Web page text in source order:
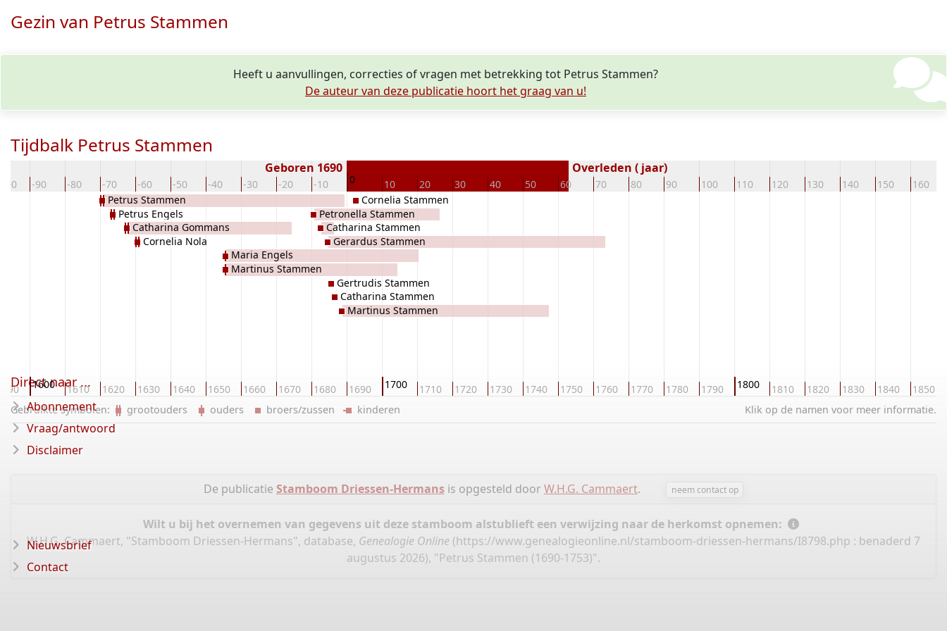
Gezin van Petrus Stammen
Heeft u aanvullingen, correcties of vragen met betrekking tot Petrus Stammen?
De auteur van deze publicatie hoort het graag van u!
Tijdbalk Petrus Stammen
-90 -80 -70 -60 -50 -40 -30 -20 -10 0 10 20 30 40 50 60 70 80 90 100 110 120 130 140 150 160
Geboren 1690 Overleden ( jaar)
1600 1610 1620 1630 1640 1650 1660 1670 1680 1690 1700 1710 1720 1730 1740 1750 1760 1770 1780 1790 1800 1810 1820 1830 1840 1850
Petrus Stammen
Petrus Engels
Catharina Gommans
Cornelia Nola
Maria Engels
Martinus Stammen
Petronella Stammen
Catharina Stammen
Gerardus Stammen
Gertrudis Stammen
Catharina Stammen
Martinus Stammen
Cornelia Stammen
Klik op de namen voor meer informatie.
Gebruikte symbolen: grootouders ouders broers/zussen kinderen
De publicatie Stamboom Driessen-Hermansis opgesteld door W.H.G. Cammaert. neem contact op
Wilt u bij het overnemen van gegevens uit deze stamboom alstublieft een verwijzing naar de herkomst opnemen:
W.H.G. Cammaert, "Stamboom Driessen-Hermans", database, Genealogie Online (https://www.genealogieonline.nl/stamboom-driessen-hermans/I8798.php : benaderd 7
augustus 2026), "Petrus Stammen (1690-1753)".
Direct naar ...
Abonnement
Vraag/antwoord
Disclaimer
Nieuwsbrief
Contact